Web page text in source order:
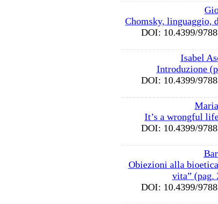
Chomsky, linguaggio,
DOI: 10.4399/
Isabel
Introduzione
DOI: 10.4399/
It’s a wrongful
DOI: 10.4399/
Obiezioni alla
vita” (pag.
DOI: 10.4399/